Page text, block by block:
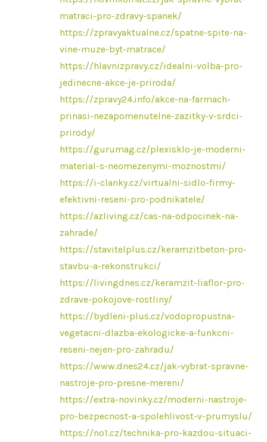
matraci-pro-zdravy-spanek/
https://zpravyaktualne.cz/spatne-spite-na-
vine-muze-byt-matrace/
https://hlavnizpravy.cz/idealni-volba-pro-
jedinecne-akce-je-priroda/
https://zpravy24.info/akce-na-farmach-
prinasi-nezapomenutelne-zazitky-v-srdci-
prirody/
https://gurumag.cz/plexisklo-je-moderni-
material-s-neomezenymi-moznostmi/
https://i-clanky.cz/virtualni-sidlo-firmy-
efektivni-reseni-pro-podnikatele/
https://azliving.cz/cas-na-odpocinek-na-
zahrade/
https://stavitelplus.cz/keramzitbeton-pro-
stavbu-a-rekonstrukci/
https://livingdnes.cz/keramzit-liaflor-pro-
zdrave-pokojove-rostliny/
https://bydleni-plus.cz/vodopropustna-
vegetacni-dlazba-ekologicke-a-funkcni-
reseni-nejen-pro-zahradu/
https://www.dnes24.cz/jak-vybrat-spravne-
nastroje-pro-presne-mereni/
https://extra-novinky.cz/moderni-nastroje-
pro-bezpecnost-a-spolehlivost-v-prumyslu/
https://no1.cz/technika-pro-kazdou-situaci-